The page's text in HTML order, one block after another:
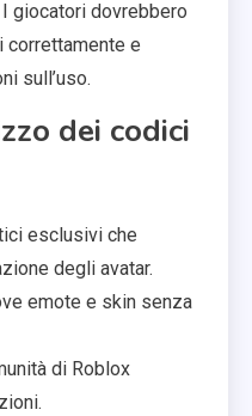
giocatori dovrebbero
e
sull’uso.
dei codici
esclusivi che
degli avatar.
emote e skin senza
di Roblox